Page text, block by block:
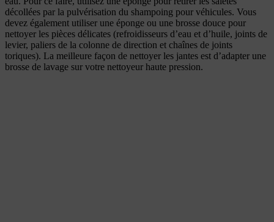
décollées par la pulvérisation du shampoing pour véhicules. Vous
devez également utiliser une éponge ou une brosse douce pour
nettoyer les pièces délicates (refroidisseurs d’eau et d’huile, joints de
levier, paliers de la colonne de direction et chaînes de joints
toriques). La meilleure façon de nettoyer les jantes est d’adapter une
brosse de lavage sur votre nettoyeur haute pression.